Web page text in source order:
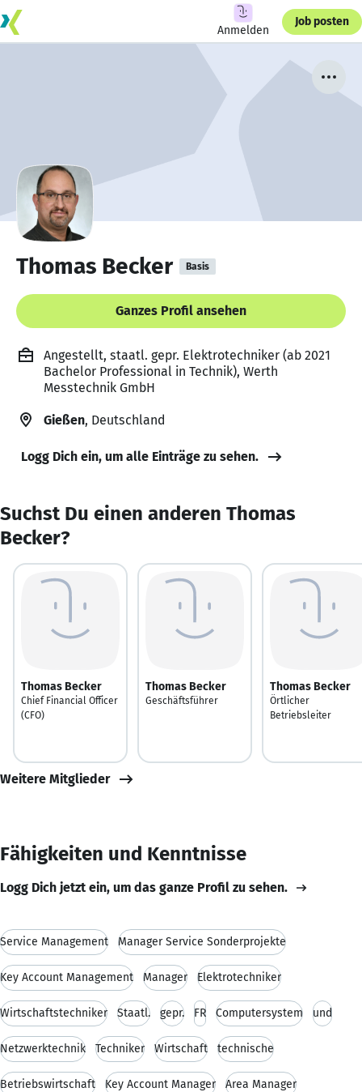
Anmelden
Job posten
Thomas Becker Basis
Ganzes Profil ansehen
Angestellt, staatl. gepr. Elektrotechniker (ab 2021
Bachelor Professional in Technik), Werth
Messtechnik GmbH
Gießen, Deutschland
Logg Dich ein, um alle Einträge zu sehen.
Suchst Du einen anderen Thomas
Becker?
Thomas Becker
Chief Financial Officer
(CFO)
Thomas Becker
Geschäftsführer
Thomas Becker
Örtlicher
Betriebsleiter
Weitere Mitglieder
Fähigkeiten und Kenntnisse
Logg Dich jetzt ein, um das ganze Profil zu sehen.
Service Management Manager Service Sonderprojekte
Key Account Management Manager Elektrotechniker
Wirtschaftstechniker Staatl. gepr. FR Computersystem und
Netzwerktechnik Techniker Wirtschaft technische
Betriebswirtschaft Key Account Manager Area Manager